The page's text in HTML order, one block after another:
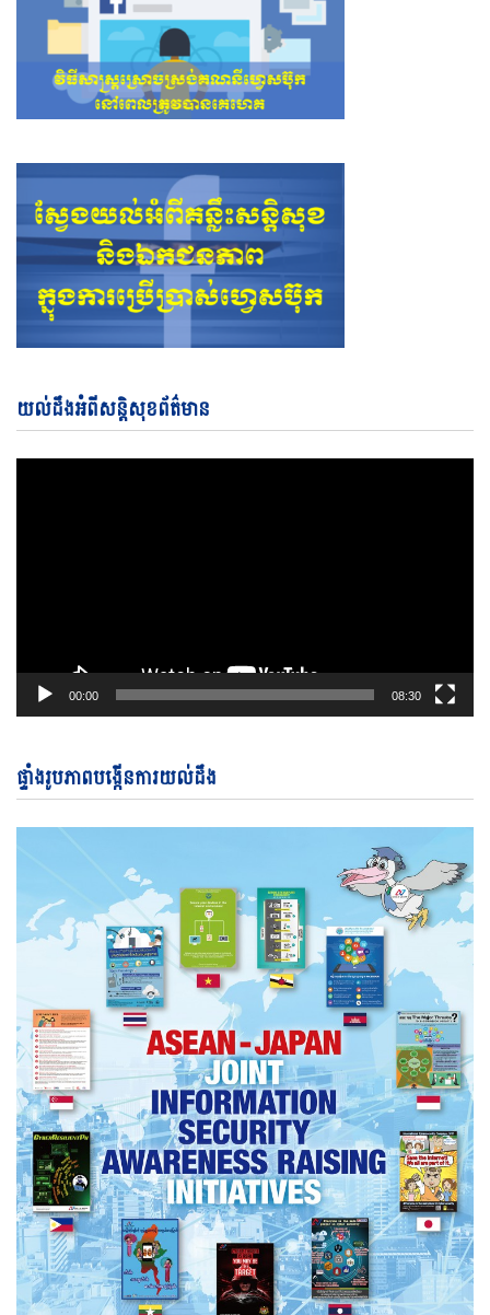
យល់ដឹងអំពីសន្តិសុខព័ត៌មាន
00:00 08:30
ផ្ទាំងរូបភាពបង្កើនការយល់ដឹង